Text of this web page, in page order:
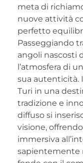
meta di
nuove attività
perfetto
Passeggiando
angoli nascosti
l’atmosfera di
sua autenticità.
Turi in una
tradizione e
diffuso si
visione,
immersiva
sapientemente